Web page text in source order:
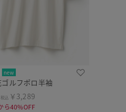
new
ルフポロ半袖
税込 ￥3,289
ら40%OFF